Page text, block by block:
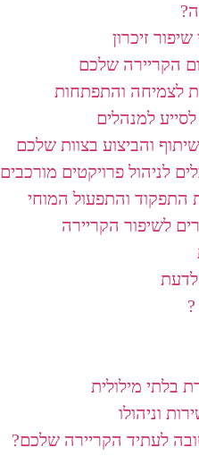
זיכרון
הקריירה שלכם
לצמיחה והתפתחות
לסייע למנהלים
והביצוע בצוות שלכם
לניהול פרויקטים מורכבים
התפקוד והתפעול המוחי
לשיפור הקריירה
לדעת
בלתי מילולית
וניהולו
לעתיד הקריירה שלכם?